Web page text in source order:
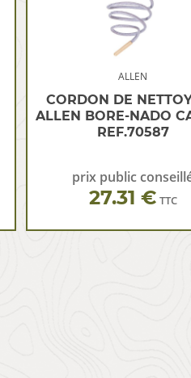
ALLEN
CORDON DE
ALLEN BORE-NADO
REF.70587
prix public
27.31 € TTC